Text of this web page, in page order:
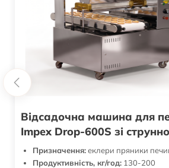
Відсадочна машина для
Impex Drop-600S зі
різкою
Призначення:еклери пряники
Продуктивність, кг/год: 130-200